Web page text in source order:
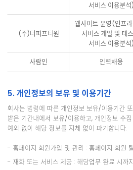
서비스 이용분석)
(주)더피프티원
웹사이트 운영(인프
서비스 개발 및 테
서비스 이용분석)
사람인 인력채용
5. 개인정보의 보유 및 이용기간
회사는 법령에 따른 개인정보 보유/이용기간
받은 기간내에서 보유/이용하고, 개인정보 수
예외 없이 해당 정보를 지체 없이 파기합니다.
- 홈페이지 회원가입 및 관리 : 홈페이지 회원
- 재화 또는 서비스 제공 : 해당업무 완료 시까지